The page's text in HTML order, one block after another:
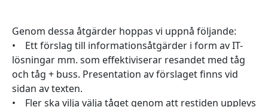
Genom dessa åtgärder hoppas vi uppnå följande:
• Ett förslag till informationsåtgärder i form av IT-
lösningar mm. som effektiviserar resandet med tåg
och tåg + buss. Presentation av förslaget finns vid
sidan av texten.
• Fler ska vilja välja tåget genom att restiden upplevs